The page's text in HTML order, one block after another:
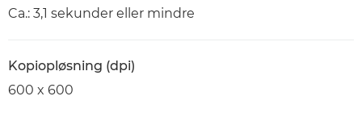
Ca.: 3,1 sekunder eller mindre
Kopiopløsning (dpi)
600 x 600